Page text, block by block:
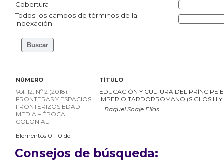
Cobertura
Todos los campos de términos de la
indexación
NÚMERO TÍTULO
Vol. 12, Nº 2 (2018):
FRONTERAS Y ESPACIOS
FRONTERIZOS EDAD
MEDIA – ÉPOCA
COLONIAL I
EDUCACIÓN Y CULTURA DEL PRÍNCIPE
IMPERIO TARDORROMANO (SIGLOS III Y
Raquel Soaje Elías
Elementos 0 - 0 de 1
Consejos de búsqueda: